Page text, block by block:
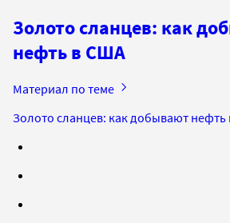
Золото сланцев: как
нефть в США
Материал по теме
Золото сланцев: как добывают